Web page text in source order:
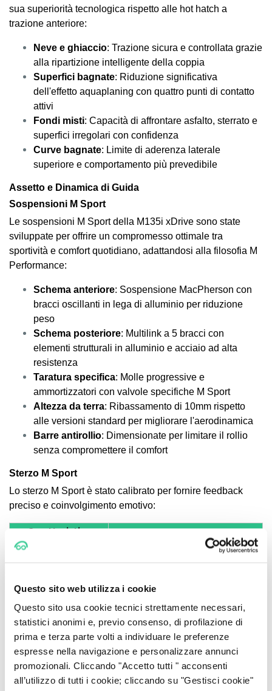
Questo sito web utilizza i cookie
Questo sito usa cookie tecnici strettamente necessari,
statistici anonimi e, previo consenso, di profilazione di
prima e terza parte volti a individuare le preferenze
espresse nella navigazione e personalizzare annunci
promozionali. Cliccando "Accetto tutti " acconsenti
all’utilizzo di tutti i cookie; cliccando su "Gestisci cookie"
sua superiorità tecnologica rispetto alle hot hatch a
trazione anteriore:
Neve e ghiaccio: Trazione sicura e controllata grazie
alla ripartizione intelligente della coppia
Superfici bagnate: Riduzione significativa
dell'effetto aquaplaning con quattro punti di contatto
attivi
Fondi misti: Capacità di affrontare asfalto, sterrato e
superfici irregolari con confidenza
Curve bagnate: Limite di aderenza laterale
superiore e comportamento più prevedibile
Assetto e Dinamica di Guida
Sospensioni M Sport
Le sospensioni M Sport della M135i xDrive sono state
sviluppate per offrire un compromesso ottimale tra
sportività e comfort quotidiano, adattandosi alla filosofia M
Performance:
Schema anteriore: Sospensione MacPherson con
bracci oscillanti in lega di alluminio per riduzione
peso
Schema posteriore: Multilink a 5 bracci con
elementi strutturali in alluminio e acciaio ad alta
resistenza
Taratura specifica: Molle progressive e
ammortizzatori con valvole specifiche M Sport
Altezza da terra: Ribassamento di 10mm rispetto
alle versioni standard per migliorare l'aerodinamica
Barre antirollio: Dimensionate per limitare il rollio
senza compromettere il comfort
Sterzo M Sport
Lo sterzo M Sport è stato calibrato per fornire feedback
preciso e coinvolgimento emotivo:
Caratteristica
Specifica Dettagliata
assistenza variabile
Rapporto di
demoltiplicazione
Variabile da 2,3 a 2,7 giri lock-
to-lock
Sistema di
assistenza
Servotronic speed-sensitive